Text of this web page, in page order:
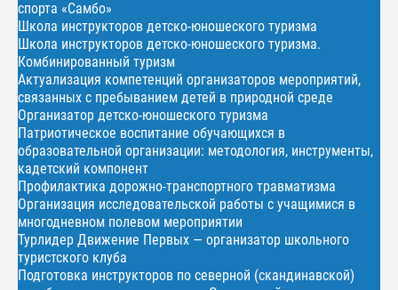
спорта «Самбо»
Школа инструкторов детско-юношеского туризма
Школа инструкторов детско-юношеского туризма.
Комбинированный туризм
Актуализация компетенций организаторов мероприятий,
связанных с пребыванием детей в природной среде
Организатор детско-юношеского туризма
Патриотическое воспитание обучающихся в
образовательной организации: методология, инструменты,
кадетский компонент
Профилактика дорожно-транспортного травматизма
Организация исследовательской работы с учащимися в
многодневном полевом мероприятии
Турлидер Движение Первых — организатор школьного
туристского клуба
Подготовка инструкторов по северной (скандинавской)